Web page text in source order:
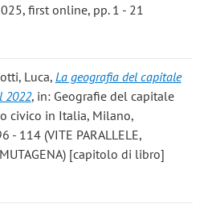
first online, pp. 1 - 21
Luca, La geografia del capitale
2022, in: Geografie del capitale
civico in Italia, Milano,
- 114 (VITE PARALLELE,
[capitolo di libro]